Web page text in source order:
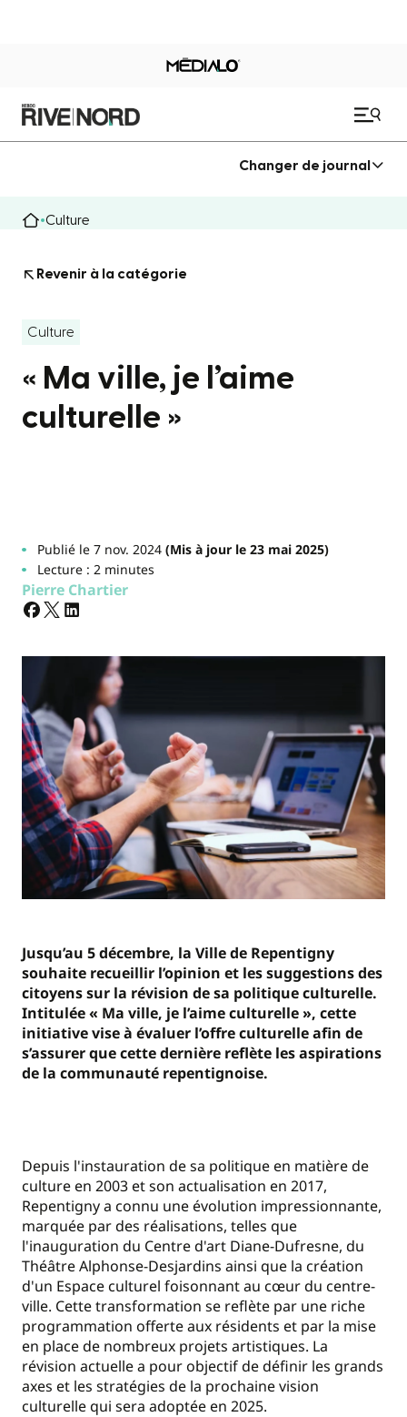
Changer de journal
Culture
Revenir à la catégorie
Culture
« Ma ville, je l’aime
culturelle »
Publié le 7 nov. 2024(Mis à jour le 23 mai 2025)
Lecture : 2 minutes
Pierre Chartier
Jusqu’au 5 décembre, la Ville de Repentigny
souhaite recueillir l’opinion et les suggestions des
citoyens sur la révision de sa politique culturelle.
Intitulée « Ma ville, je l’aime culturelle », cette
initiative vise à évaluer l’offre culturelle afin de
s’assurer que cette dernière reflète les aspirations
de la communauté repentignoise.
Depuis l'instauration de sa politique en matière de
culture en 2003 et son actualisation en 2017,
Repentigny a connu une évolution impressionnante,
marquée par des réalisations, telles que
l'inauguration du Centre d'art Diane-Dufresne, du
Théâtre Alphonse-Desjardins ainsi que la création
d'un Espace culturel foisonnant au cœur du centre-
ville. Cette transformation se reflète par une riche
programmation offerte aux résidents et par la mise
en place de nombreux projets artistiques. La
révision actuelle a pour objectif de définir les grands
axes et les stratégies de la prochaine vision
culturelle qui sera adoptée en 2025.